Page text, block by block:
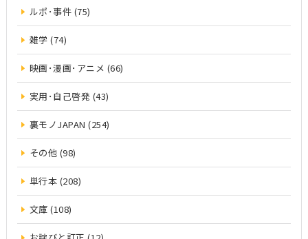
ルポ･事件 (75)
雑学 (74)
映画･漫画･アニメ (66)
実用･自己啓発 (43)
裏モノJAPAN (254)
その他 (98)
単行本 (208)
文庫 (108)